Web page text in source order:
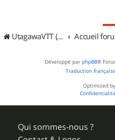
UtagawaVTT (Randos VTT et VTTAE avec traces GPS) Accueil
Développé par phpBB®
Traduction
Optimized
Confidentialité
Qui sommes-nous ?